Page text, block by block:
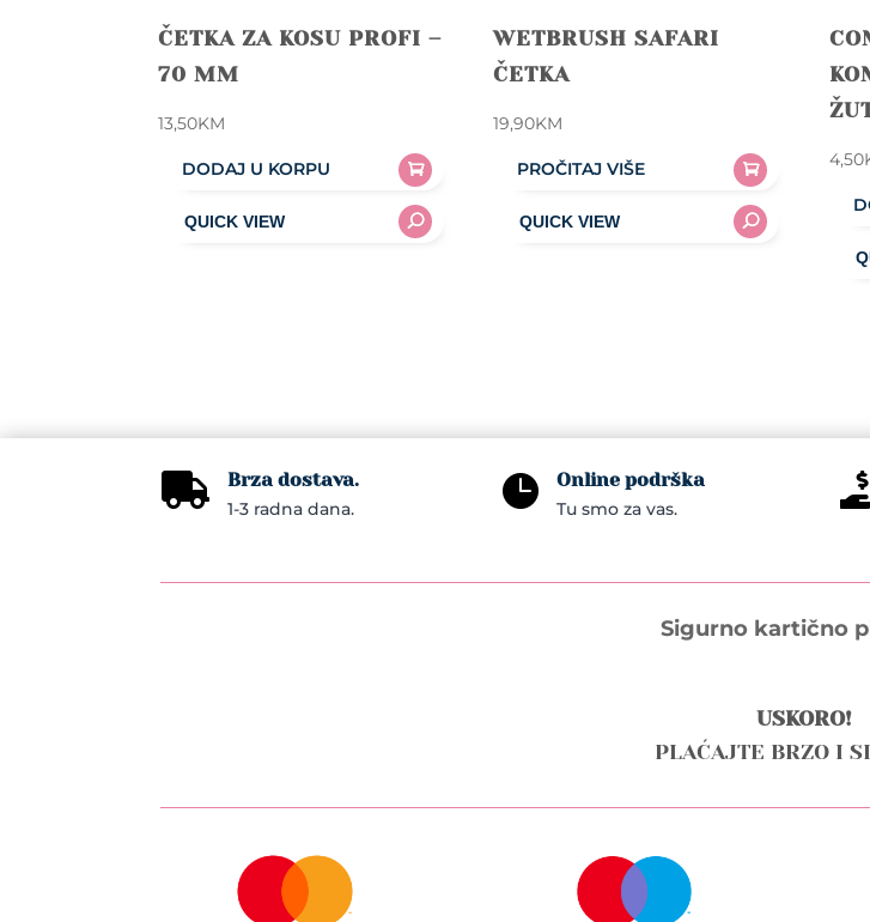
ČETKA ZA KOSU PROFI –
70 MM
13,50KM
DODAJ U KORPU
WETBRUSH SAFARI
ČETKA
19,90KM
PROČITAJ VIŠE 4,50
 Brza dostava.
1-3 radna dana.  Online podrška
Tu smo za vas.
Sigurno kartično
USKORO!
PLAĆAJTE BRZO I